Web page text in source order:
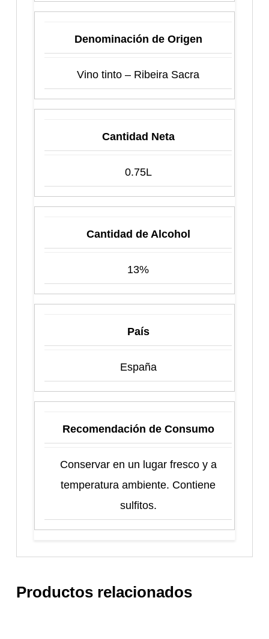
Denominación de Origen
Vino tinto – Ribeira Sacra
Cantidad Neta
0.75L
Cantidad de Alcohol
13%
País
España
Recomendación de Consumo
Conservar en un lugar fresco y a
temperatura ambiente. Contiene
sulfitos.
Productos relacionados